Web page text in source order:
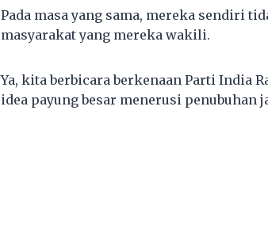
Pada masa yang sama, mereka sendiri
masyarakat yang mereka wakili.
Ya, kita berbicara berkenaan Parti India
idea payung besar menerusi penubuhan